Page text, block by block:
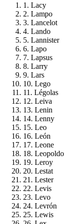
1. Lacy
2. Lampo
3. Lancelot
4. Lando
5. Lannister
6. Lapo
7. Lapsus
8. Larry
9. Lars
10. Lego
11. Légolas
12. Leiva
13. Lenin
14. Lenny
15. Leo
16. León
17. Leone
18. Leopoldo
19. Leroy
20. Lestat
21. Lester
22. Levis
23. Levo
24. Levrón
25. Lewis